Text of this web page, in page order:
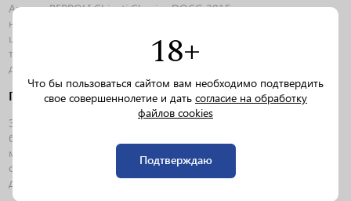
18+
Что бы пользоваться сайтом вам необходимо подтвердить
свое совершеннолетие и дать согласие на обработку
файлов cookies
Подтверждаю
Аромат PEPPOLI Chianti Classico DOCG 2015 наполнен яркими
нотами свежих ягод, таких как ежевика и малина, с лёгкими
цветочными оттенками и намёком на пряные травы. В букете
также присутствуют тонкие нотки ванили и корицы, которые
добавляют вину элегантности.
Гастрономические сочетания
Это вино идеально сочетается с традиционными итальянскими
блюдами, такими как паста с томатным соусом, пицца, а также с
мясными блюдами, включая жареное мясо и стейки. Оно также
отлично дополняет сыры средней зрелости и закуски из мясных
деликатесов.